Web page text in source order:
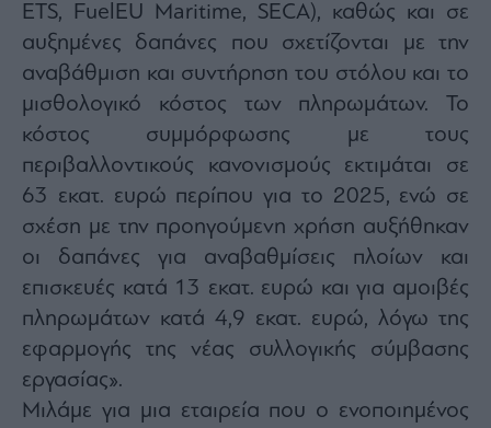
ETS, FuelEU Maritime, SECA), καθώς και σε
αυξημένες δαπάνες που σχετίζονται με την
αναβάθμιση και συντήρηση του στόλου και το
μισθολογικό κόστος των πληρωμάτων. Το
κόστος συμμόρφωσης με τους
περιβαλλοντικούς κανονισμούς εκτιμάται σε
63 εκατ. ευρώ περίπου για το 2025, ενώ σε
σχέση με την προηγούμενη χρήση αυξήθηκαν
οι δαπάνες για αναβαθμίσεις πλοίων και
επισκευές κατά 13 εκατ. ευρώ και για αμοιβές
πληρωμάτων κατά 4,9 εκατ. ευρώ, λόγω της
εφαρμογής της νέας συλλογικής σύμβασης
εργασίας».
Μιλάμε για μια εταιρεία που ο ενοποιημένος